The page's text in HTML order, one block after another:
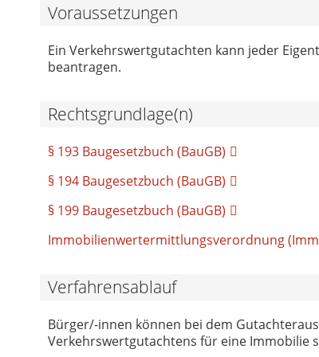
Voraussetzungen
Ein Verkehrswertgutachten kann jeder
beantragen.
Rechtsgrundlage(n)
§ 193 Baugesetzbuch (BauGB)
§ 194 Baugesetzbuch (BauGB)
§ 199 Baugesetzbuch (BauGB)
Immobilienwertermittlungsverordnung
Verfahrensablauf
Bürger/-innen können bei dem
Verkehrswertgutachtens für eine Immobilie